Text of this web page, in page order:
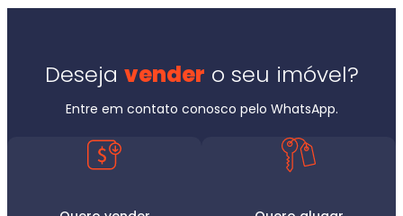
Deseja vender o seu imóvel?
Entre em contato conosco pelo WhatsApp.